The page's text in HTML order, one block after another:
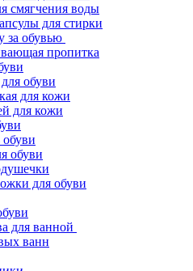
смягчения воды
для стирки
за обувью
пропитка
обуви
для кожи
для кожи
обуви
для обуви
для ванной
ванн